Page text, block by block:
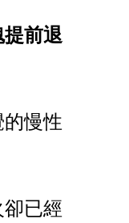
提前退
慢性
已經